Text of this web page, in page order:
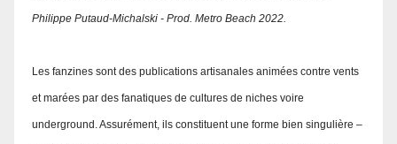
Philippe Putaud-Michalski - Prod. Metro Beach 2022.
Les fanzines sont des publications artisanales animées contre vents
et marées par des fanatiques de cultures de niches voire
underground. Assurément, ils constituent une forme bien singulière –